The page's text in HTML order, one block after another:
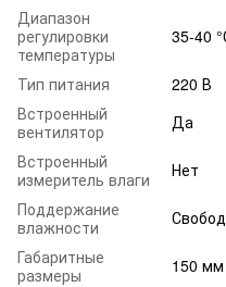
Диапазон
регулировки
температуры
35-40
Тип питания
220 В
Встроенный
вентилятор
Да
Встроенный
измеритель влаги
Нет
Поддержание
влажности
Габаритные
размеры
150